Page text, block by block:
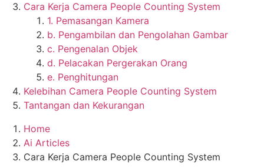
Cara Kerja Camera People Counting System
1. Pemasangan Kamera
b. Pengambilan dan Pengolahan Gambar
c. Pengenalan Objek
d. Pelacakan Pergerakan Orang
e. Penghitungan
Kelebihan Camera People Counting System
Tantangan dan Kekurangan
Home
Ai Articles
Cara Kerja Camera People Counting System